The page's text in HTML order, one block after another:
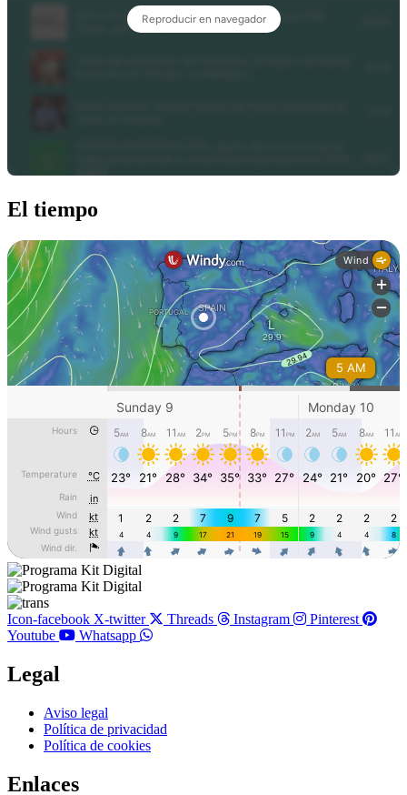
El tiempo
Icon-facebook X-twitter Threads Instagram
Pinterest
Youtube
Whatsapp
Legal
Main
Menu
Aviso legal
Política de privacidad
Política de cookies
Enlaces